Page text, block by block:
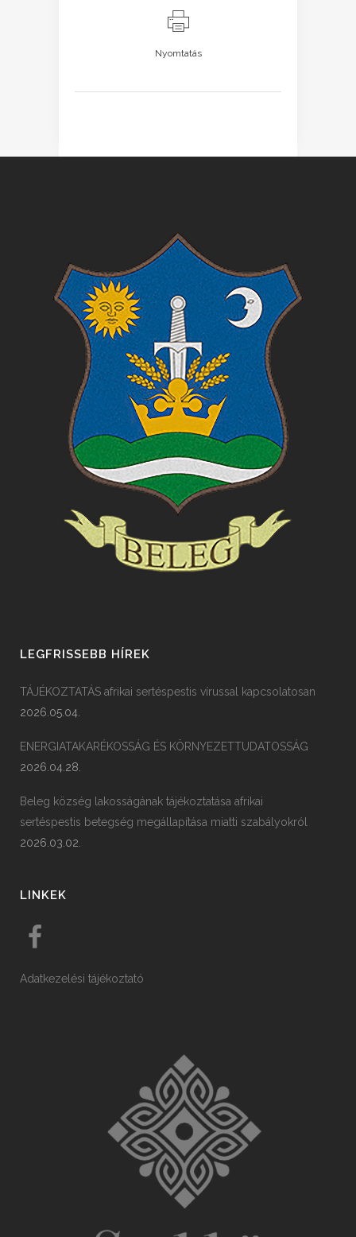
Nyomtatás
LEGFRISSEBB HÍREK
TÁJÉKOZTATÁS afrikai sertéspestis vírussal kapcsolatosan
2026.05.04.
ENERGIATAKARÉKOSSÁG ÉS KÖRNYEZETTUDATOSSÁG
2026.04.28.
Beleg község lakosságának tájékoztatása afrikai
sertéspestis betegség megállapítása miatti szabályokról
2026.03.02.
LINKEK
Adatkezelési tájékoztató